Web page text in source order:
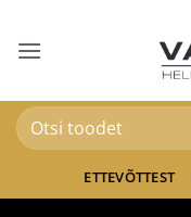
content
Otsi:
ETTEVÕTTEST